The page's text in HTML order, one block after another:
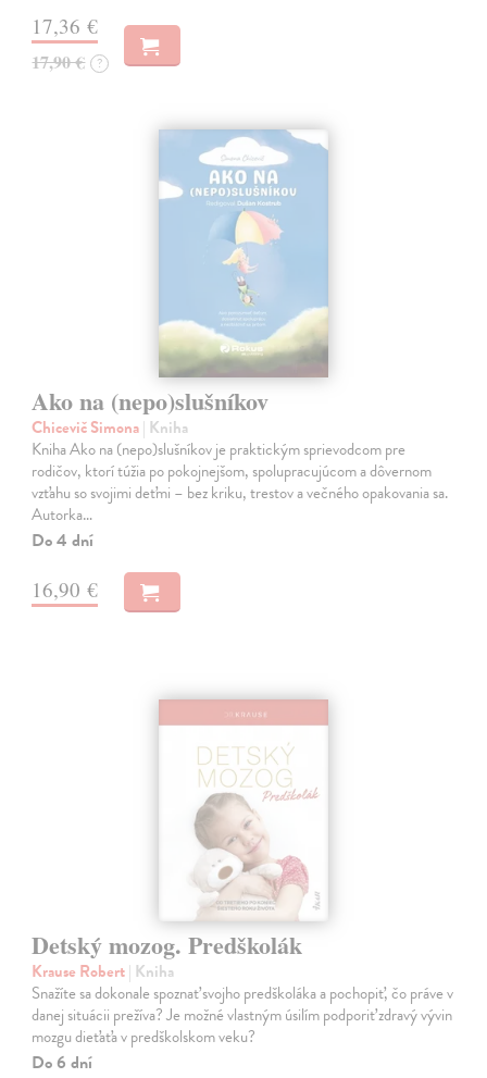
17,36 €
17,90 € ?
Ako na (nepo)slušníkov
Chicevič Simona| Kniha
Kniha Ako na (nepo)slušníkov je praktickým sprievodcom pre
rodičov, ktorí túžia po pokojnejšom, spolupracujúcom a dôvernom
vzťahu so svojimi deťmi – bez kriku, trestov a večného opakovania sa.
Autorka…
Do 4 dní
16,90 €
Detský mozog. Predškolák
Krause Robert| Kniha
Snažíte sa dokonale spoznať svojho predškoláka a pochopiť, čo práve v
danej situácii prežíva? Je možné vlastným úsilím podporiť zdravý vývin
mozgu dieťaťa v predškolskom veku?
Do 6 dní